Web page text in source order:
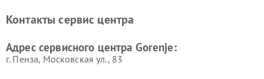
Контакты сервис центра
Адрес сервисного центра Gorenje:
г. Пенза, Московская ул., 83